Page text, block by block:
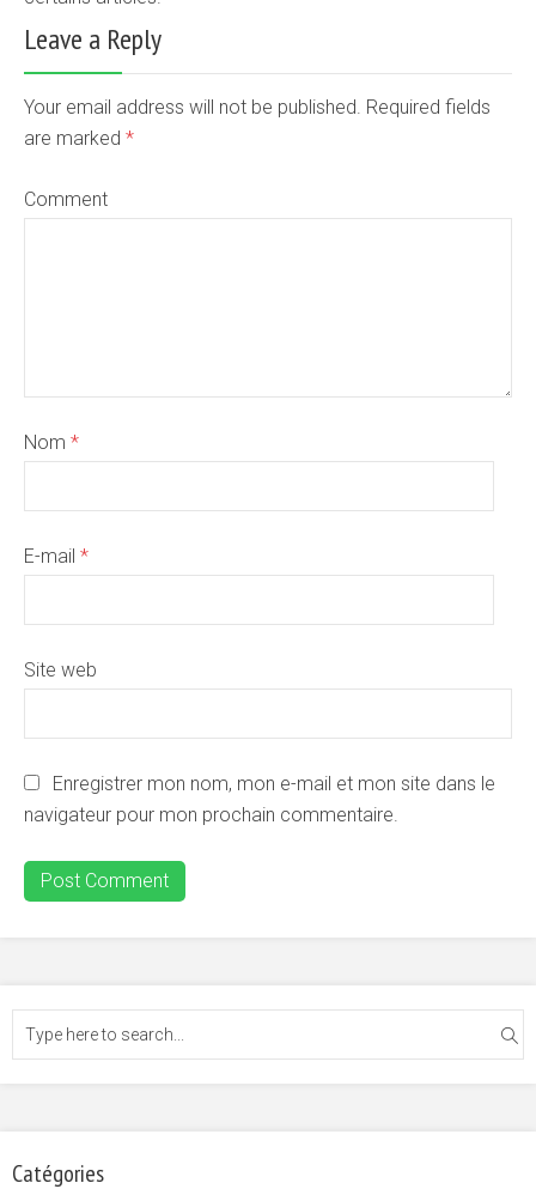
Leave a Reply
Your email address will not be published. Required fields
are marked *
Comment
Nom *
E-mail *
Site web
Enregistrer mon nom, mon e-mail et mon site dans le
navigateur pour mon prochain commentaire.
Catégories